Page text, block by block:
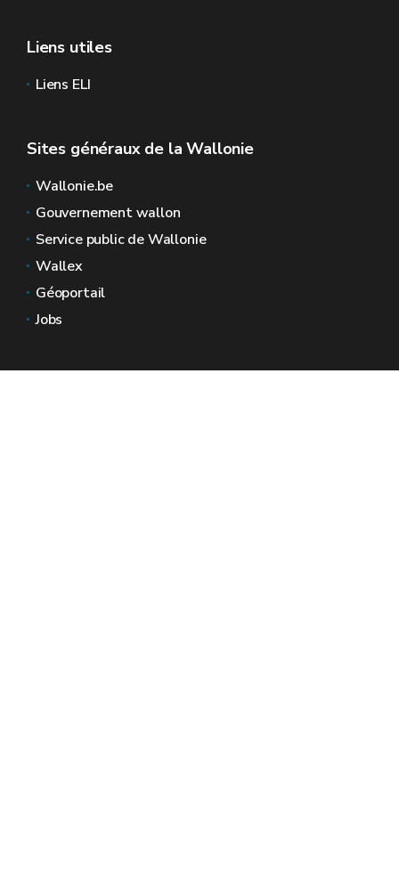
Liens utiles
Liens ELI
Sites généraux de la Wallonie
Wallonie.be
Gouvernement wallon
Service public de Wallonie
Wallex
Géoportail
Jobs